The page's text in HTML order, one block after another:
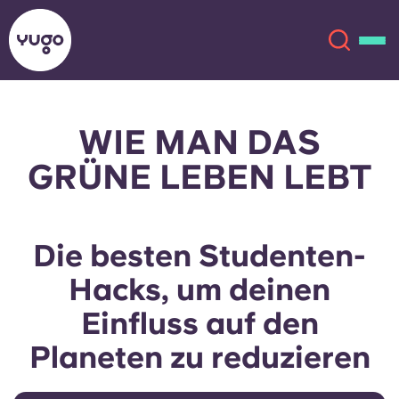
Über uns
Standorte
Mehr
Konto Sprache
English (GB)
English (US)
Català Deutsch
Italian French
WIE MAN DAS
GRÜNE LEBEN LEBT
Die besten Studenten-
Hacks, um deinen
Einfluss auf den
Planeten zu reduzieren